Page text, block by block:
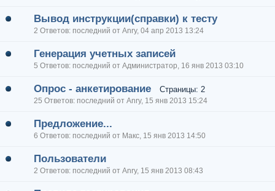
Вывод инструкции(справки) к тесту
2 Ответов: последний от Anry, 04 апр 2013 13:24
Генерация учетных записей
5 Ответов: последний от Администратор, 16 янв 2013 03:10
Опрос - анкетирование Страницы: 2
25 Ответов: последний от Anry, 15 янв 2013 15:24
Предложение...
6 Ответов: последний от Макс, 15 янв 2013 14:50
Пользователи
2 Ответов: последний от Anry, 15 янв 2013 08:43